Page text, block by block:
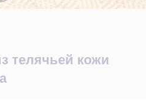
телячьей кожи